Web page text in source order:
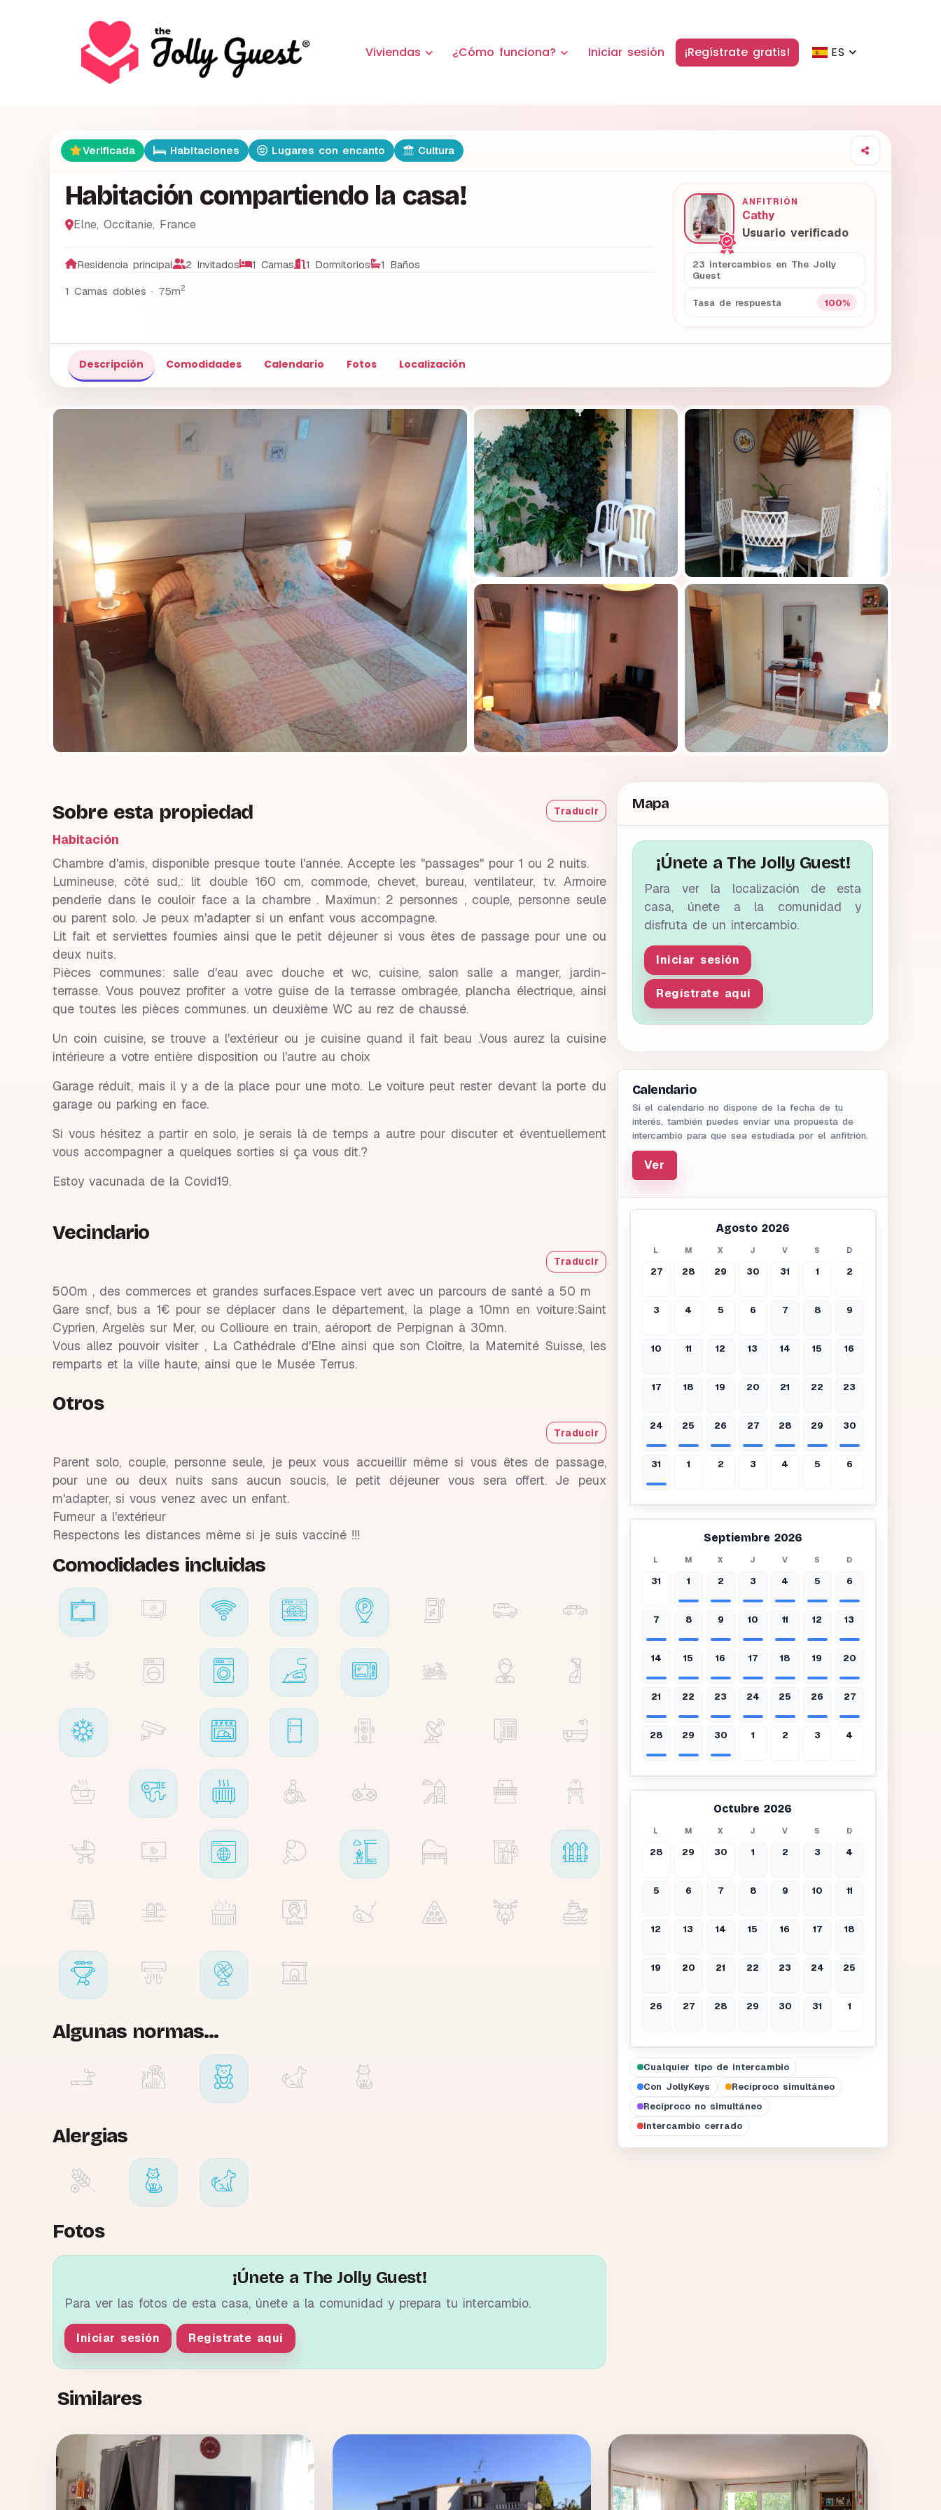
Viviendas ¿Cómo funciona? Iniciar sesión ¡Regístrate gratis! ES
Verificada Habitaciones Lugares con encanto Cultura
Habitación compartiendo la casa!
Elne, Occitanie, France
Residencia principal 2 Invitados 1 Camas 1 Dormitorios 1 Baños
1 Camas dobles · 75m2
ANFITRIÓN
Cathy
Usuario verificado
23 intercambios en The Jolly
Guest
Tasa de respuesta 100%
Descripción Comodidades Calendario Fotos Localización
Sobre esta propiedad
Habitación
Traducir
Chambre d'amis, disponible presque toute l'année. Accepte les "passages" pour 1 ou 2 nuits.
Lumineuse, côté sud,: lit double 160 cm, commode, chevet, bureau, ventilateur, tv. Armoire
penderie dans le couloir face a la chambre . Maximun: 2 personnes , couple, personne seule
ou parent solo. Je peux m'adapter si un enfant vous accompagne.
Lit fait et serviettes fournies ainsi que le petit déjeuner si vous êtes de passage pour une ou
deux nuits.
Pièces communes: salle d'eau avec douche et wc, cuisine, salon salle a manger, jardin-
terrasse. Vous pouvez profiter a votre guise de la terrasse ombragée, plancha électrique, ainsi
que toutes les pièces communes. un deuxième WC au rez de chaussé.
Un coin cuisine, se trouve a l'extérieur ou je cuisine quand il fait beau .Vous aurez la cuisine
intérieure a votre entière disposition ou l'autre au choix
Garage réduit, mais il y a de la place pour une moto. Le voiture peut rester devant la porte du
garage ou parking en face.
Si vous hésitez a partir en solo, je serais là de temps a autre pour discuter et éventuellement
vous accompagner a quelques sorties si ça vous dit.?
Estoy vacunada de la Covid19.
Vecindario
Traducir
500m , des commerces et grandes surfaces.Espace vert avec un parcours de santé a 50 m
Gare sncf, bus a 1€ pour se déplacer dans le département, la plage a 10mn en voiture:Saint
Cyprien, Argelès sur Mer, ou Collioure en train, aéroport de Perpignan à 30mn.
Vous allez pouvoir visiter , La Cathédrale d'Elne ainsi que son Cloître, la Maternité Suisse, les
remparts et la ville haute, ainsi que le Musée Terrus.
Otros
Traducir
Parent solo, couple, personne seule, je peux vous accueillir même si vous êtes de passage,
pour une ou deux nuits sans aucun soucis, le petit déjeuner vous sera offert. Je peux
m'adapter, si vous venez avec un enfant.
Fumeur a l'extérieur
Respectons les distances même si je suis vacciné !!!
Comodidades incluidas
Algunas normas...
Alergias
Fotos
¡Únete a The Jolly Guest!
Para ver las fotos de esta casa, únete a la comunidad y prepara tu intercambio.
Iniciar sesión Regístrate aquí
Mapa
¡Únete a The Jolly Guest!
Para ver la localización de esta
casa, únete a la comunidad y
disfruta de un intercambio.
Iniciar sesión
Regístrate aquí
Calendario
Si el calendario no dispone de la fecha de tu
interés, también puedes enviar una propuesta de
intercambio para que sea estudiada por el anfitrión.
Ver
Agosto 2026
L M X J V S D
27 28 29 30 31 1 2
3 4 5 6 7 8 9
10 11 12 13 14 15 16
17 18 19 20 21 22 23
24 25 26 27 28 29 30
31 1 2 3 4 5 6
Septiembre 2026
L M X J V S D
31 1 2 3 4 5 6
7 8 9 10 11 12 13
14 15 16 17 18 19 20
21 22 23 24 25 26 27
28 29 30 1 2 3 4
Octubre 2026
L M X J V S D
28 29 30 1 2 3 4
5 6 7 8 9 10 11
12 13 14 15 16 17 18
19 20 21 22 23 24 25
26 27 28 29 30 31 1
Cualquier tipo de intercambio
Con JollyKeys
Recíproco simultáneo
Recíproco no simultáneo
Intercambio cerrado
Similares